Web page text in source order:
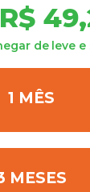
de leve e
1 MÊS
MESES